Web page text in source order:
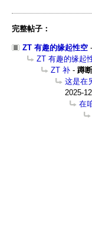
完整帖子：
ZT 有趣的缘起性空 -
ZT 有趣的缘起
ZT 补 - 蹲
这是在
2025-
在